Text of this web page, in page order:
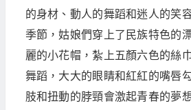
的身材、動人的舞蹈和迷人的笑
季節，姑娘們穿上了民族特色的
麗的小花帽，紮上五顏六色的絲
舞蹈，大大的眼睛和紅紅的嘴唇
肢和扭動的脖頸會激起青春的夢